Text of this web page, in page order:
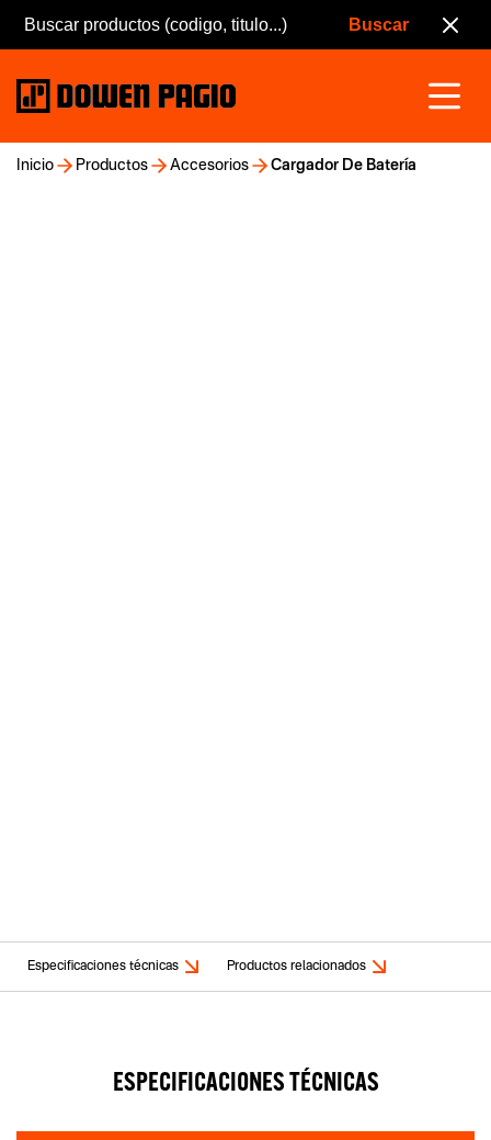
Inicio Productos Accesorios Cargador De Batería
Especificaciones técnicas Productos relacionados
ESPECIFICACIONES TÉCNICAS